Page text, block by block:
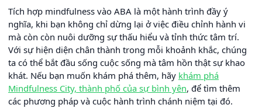
Tích hợp mindfulness vào ABA là một hành trình đầy ý
nghĩa, khi bạn không chỉ dừng lại ở việc điều chỉnh hành vi
mà còn còn nuôi dưỡng sự thấu hiểu và tỉnh thức tâm trí.
Với sự hiện diện chân thành trong mỗi khoảnh khắc, chúng
ta có thể bắt đầu sống cuộc sống mà tâm hồn thật sự khao
khát. Nếu bạn muốn khám phá thêm, hãy khám phá
Mindfulness City, thành phố của sự bình yên, để tìm thêm
các phương pháp và cuộc hành trình chánh niệm tại đó.